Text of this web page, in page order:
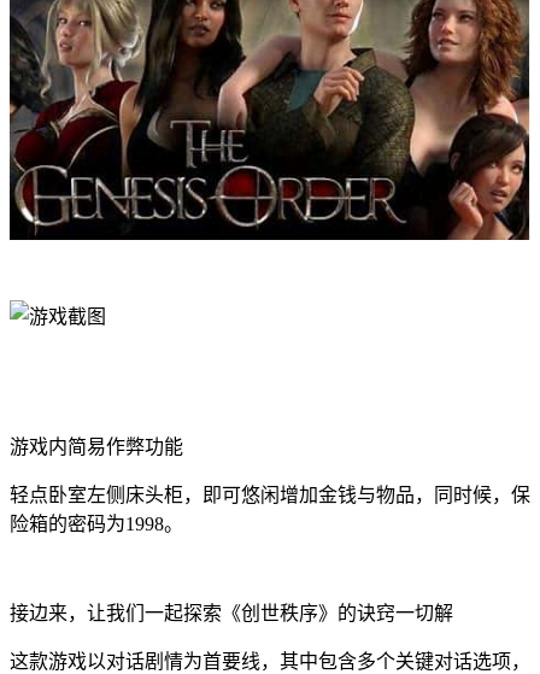
游戏内简易作弊功能
轻点卧室左侧床头柜，即可悠闲增加金钱与物品，同时候，保
险箱的密码为1998。
接边来，让我们一起探索《创世秩序》的诀窍一切解
这款游戏以对话剧情为首要线，其中包含多个关键对话选项，